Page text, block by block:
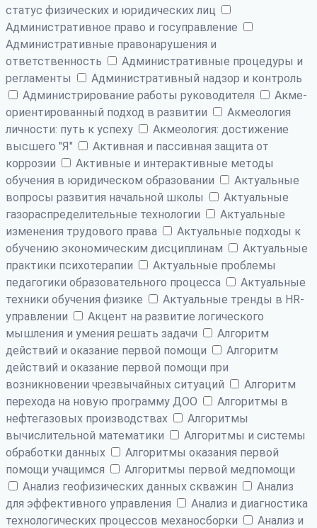
статус физических и юридических лиц
Административное право и госуправление
Административные правонарушения и
ответственность
Административные процедуры и
регламенты
Административный надзор и контроль
Администрирование работы руководителя
Акме-
ориентированный подход в развитии
Акмеология
личности: путь к успеху
Акмеология: достижение
высшего "Я"
Активная и пассивная защита от
коррозии
Активные и интерактивные методы
обучения в юридическом образовании
Актуальные
вопросы развития начальной школы
Актуальные
газораспределительные технологии
Актуальные
изменения трудового права
Актуальные подходы к
обучению экономическим дисциплинам
Актуальные
практики психотерапии
Актуальные проблемы
педагогики образовательного процесса
Актуальные
техники обучения физике
Актуальные тренды в HR-
управлении
Акцент на развитие логического
мышления и умения решать задачи
Алгоритм
действий и оказание первой помощи
Алгоритм
действий и оказание первой помощи при
возникновении чрезвычайных ситуаций
Алгоритм
перехода на новую программу ДОО
Алгоритмы в
нефтегазовых производствах
Алгоритмы
вычислительной математики
Алгоритмы и системы
обработки данных
Алгоритмы оказания первой
помощи учащимся
Алгоритмы первой медпомощи
Анализ геофизических данных скважин
Анализ
для эффективного управления
Анализ и диагностика
технологических процессов механосборки
Анализ и